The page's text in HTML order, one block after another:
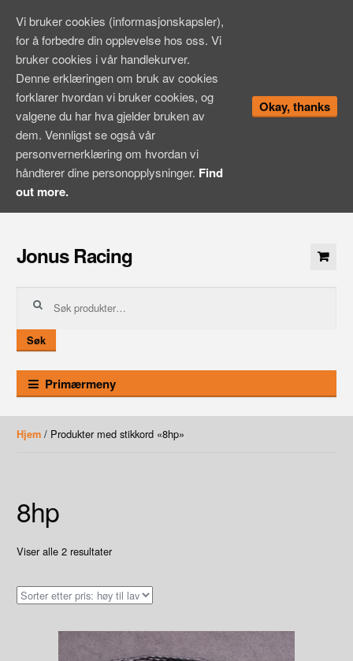
innhold
Jonus Racing
etter:
Søk
Primærmeny
Hjem/ Produkter med stikkord «8hp»
8hp
Viser alle 2 resultaterSortet
Høy
lav
Vi bruker cookies (informasjonskapsler),
for å forbedre din opplevelse hos oss. Vi
bruker cookies i vår handlekurver.
Denne erklæringen om bruk av cookies
forklarer hvordan vi bruker cookies, og
valgene du har hva gjelder bruken av
dem. Vennligst se også vår
personvernerklæring om hvordan vi
håndterer dine personopplysninger. Find
out more.
Okay, thanks